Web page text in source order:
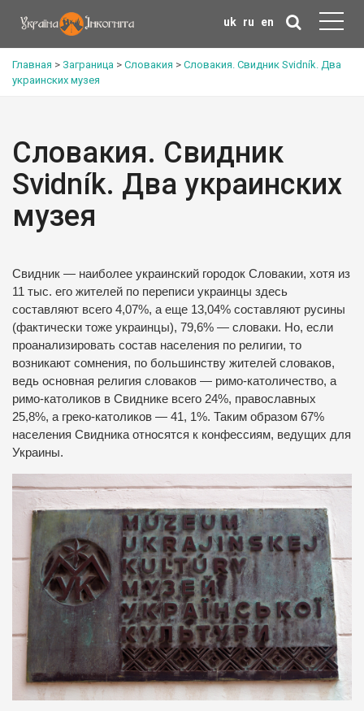
uk ru en
Главная > Заграница > Словакия > Словакия. Свидник Svidník. Два
украинских музея
Словакия. Свидник
Svidník. Два украинских
музея
Свидник — наиболее украинский городок Словакии, хотя из
11 тыс. его жителей по переписи украинцы здесь
составляют всего 4,07%, а еще 13,04% составляют русины
(фактически тоже украинцы), 79,6% — словаки. Но, если
проанализировать состав населения по религии, то
возникают сомнения, по большинству жителей словаков,
ведь основная религия словаков — римо-католичество, а
римо-католиков в Свиднике всего 24%, православных
25,8%, а греко-католиков — 41, 1%. Таким образом 67%
населения Свидника относятся к конфессиям, ведущих для
Украины.